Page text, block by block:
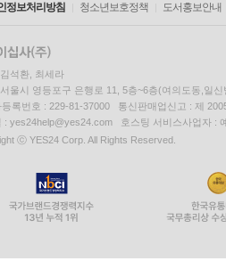
정보처리방침 청소년보호정책 도서홍보안내
석환, 최세라
울시 영등포구 은행로 11, 5층~6층(여의도동,일신
등록번호 : 229-81-37000 통신판매업신고 : 제
: yes24help@yes24.com 호스팅 서비스사업자 :
ⓒ YES24 Corp. All Rights Reserved.